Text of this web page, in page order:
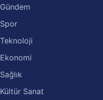
Gündem
Spor
Teknoloji
Ekonomi
Sağlık
Kültür Sanat